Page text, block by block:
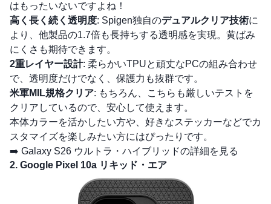
はもったいないですよね！
高く長く続く透明度: Spigen独自のデュアルクリア技術に
より、他製品の1.7倍も長持ちする透明感を実現。黄ばみ
にくさも期待できます。
2重レイヤー設計: 柔らかいTPUと頑丈なPCの組み合わせ
で、透明度だけでなく、保護力も抜群です。
米軍MIL規格クリア: もちろん、こちらも厳しいテストを
クリアしているので、安心して使えます。
本体カラーを活かしたい方や、好きなステッカーなどでカ
スタマイズを楽しみたい方にはぴったりです。
➡️ Galaxy S26 ウルトラ・ハイブリッドの詳細を見る
2. Google Pixel 10a リキッド・エア